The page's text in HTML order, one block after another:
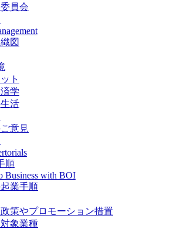
員会
図
ト
学
活
意見
順
Business with BOI
業手順
策やプロモーション措置
象業種